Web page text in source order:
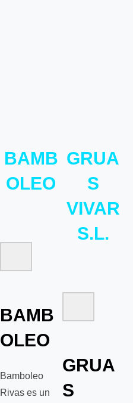
BAMB
OLEO
BAMB
OLEO
Bamboleo
Rivas es un
GRUA
S
VIVAR
S.L.
GRUA
S